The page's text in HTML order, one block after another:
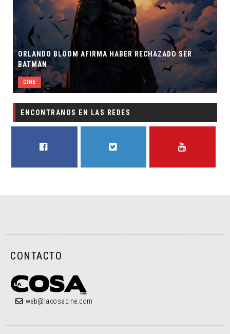
ORLANDO BLOOM AFIRMA HABER RECHAZADO SER
BATMAN
CINE
ENCONTRANOS EN LAS REDES
CONTACTO
web@lacosacine.com